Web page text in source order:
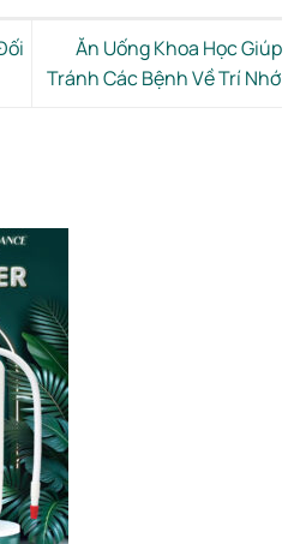
Ăn Uống Khoa Học Giúp
Tránh Các Bệnh Về Trí Nhớ